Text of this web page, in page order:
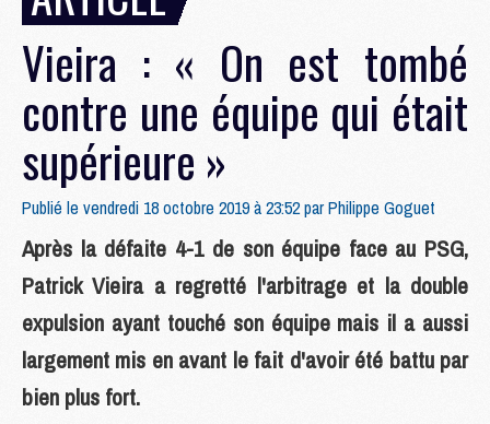
Vieira : « On est tombé
contre une équipe qui était
supérieure »
Publié le vendredi 18 octobre 2019 à 23:52 parPhilippe Goguet
Après la défaite 4-1 de son équipe face au PSG,
Patrick Vieira a regretté l'arbitrage et la double
expulsion ayant touché son équipe mais il a aussi
largement mis en avant le fait d'avoir été battu par
bien plus fort.